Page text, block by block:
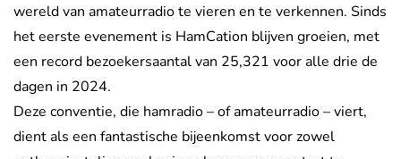
wereld van amateurradio te vieren en te verkennen. Sinds
het eerste evenement is HamCation blijven groeien, met
een record bezoekersaantal van 25,321 voor alle drie de
dagen in 2024.
Deze conventie, die hamradio – of amateurradio – viert,
dient als een fantastische bijeenkomst voor zowel